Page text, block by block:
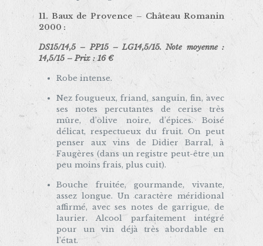
11. Baux de Provence – Château Romanin
2000 :
DS15/14,5 – PP15 – LG14,5/15. Note moyenne :
14,5/15 – Prix : 16 €
Robe intense.
Nez fougueux, friand, sanguin, fin, avec
ses notes percutantes de cerise très
mûre, d’olive noire, d’épices. Boisé
délicat, respectueux du fruit. On peut
penser aux vins de Didier Barral, à
Faugères (dans un registre peut-être un
peu moins frais, plus cuit).
Bouche fruitée, gourmande, vivante,
assez longue. Un caractère méridional
affirmé, avec ses notes de garrigue, de
laurier. Alcool parfaitement intégré
pour un vin déjà très abordable en
l’état.